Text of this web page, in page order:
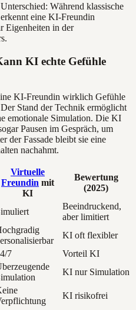
Während klassische
eine KI-Freundin
Eigenheiten in der
KI echte Gefühle
KI-Freundin wirklich Gefühle
Stand der Technik ermöglicht
emotionale Simulation. Die KI
Pausen im Gespräch, um
der Fassade bleibt sie eine
nachahmt.
Virtuelle
Freundin mit
KI
Bewertung
(2025)
Beeindruckend,
aber limitiert
KI oft flexibler
7
Vorteil KI
KI nur Simulation
KI risikofrei